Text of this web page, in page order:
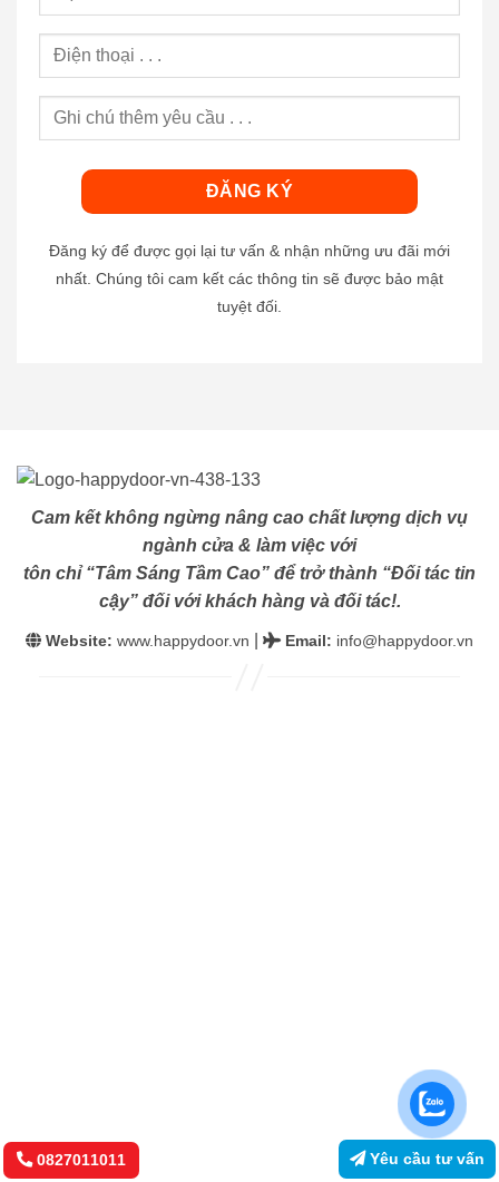
Đăng ký để được gọi lại tư vấn & nhận những ưu đãi mới
nhất. Chúng tôi cam kết các thông tin sẽ được bảo mật
tuyệt đối.
Cam kết không ngừng nâng cao chất lượng dịch vụ
ngành cửa & làm việc với
tôn chỉ “Tâm Sáng Tầm Cao” để trở thành “Đối tác tin
cậy” đối với khách hàng và đối tác!.
Website: www.happydoor.vn Email: info@happydoor.vn
0827011011 Yêu cầu tư vấn